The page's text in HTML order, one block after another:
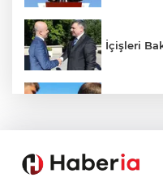
İçişleri
Gebze'e 5